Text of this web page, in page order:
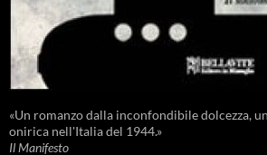
«Un romanzo dalla inconfondibile dolcezza,
onirica nell'Italia del 1944.»
Il Manifesto